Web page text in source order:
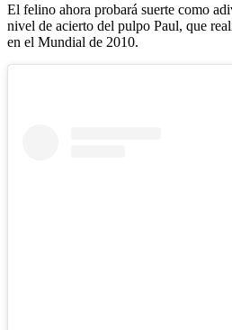
El felino ahora probará suerte como
nivel de acierto del pulpo Paul, que
en el Mundial de 2010.